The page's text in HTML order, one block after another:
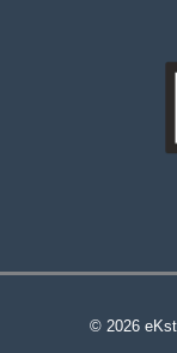
© 2026